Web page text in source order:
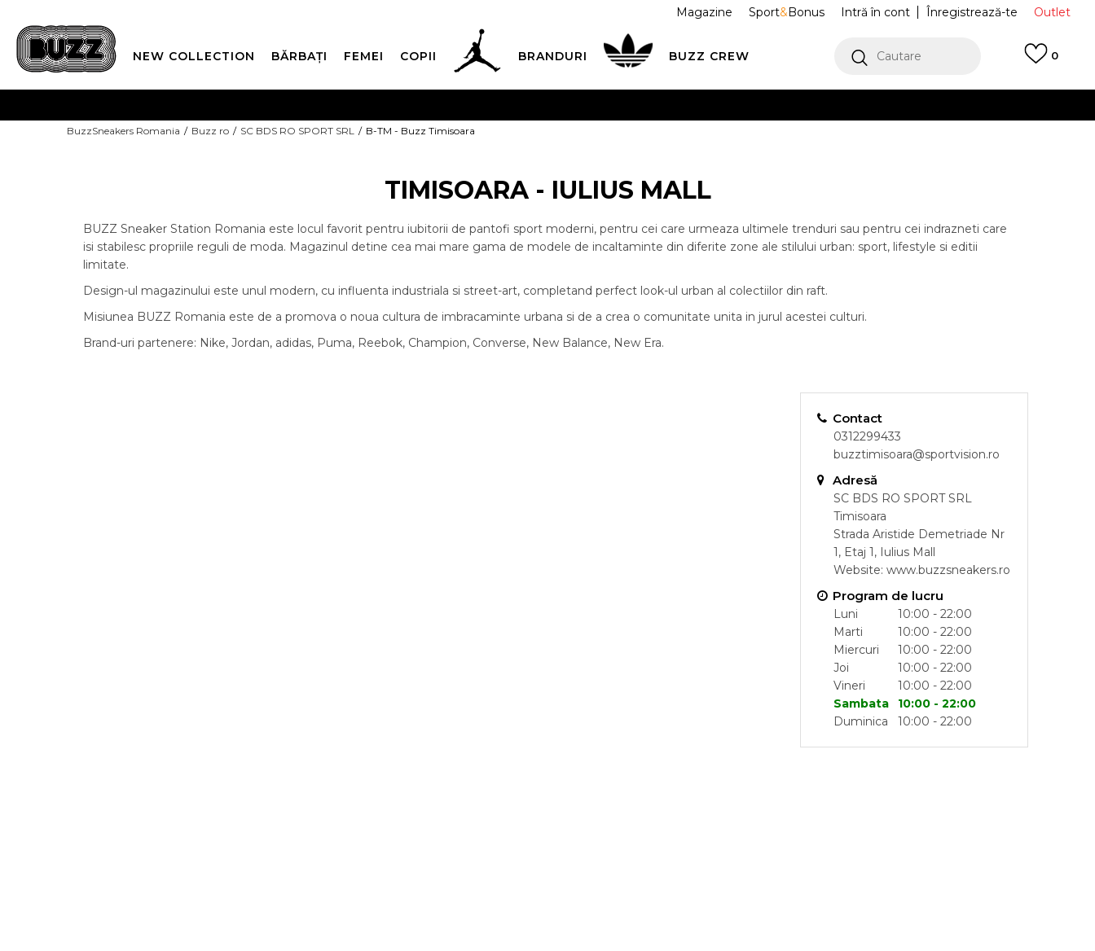
Outlet
Intră în cont Înregistrează-te
Magazine Sport&Bonus
NEW COLLECTION BĂRBAȚI FEMEI COPII BRANDURI BUZZ CREW Cautare 0
CUMPĂRĂ ACUM, PLATESTE MAI TÂRZIU
BuzzSneakers Romania Buzz ro SC BDS RO SPORT SRL B-TM - Buzz Timisoara
TIMISOARA - IULIUS MALL
BUZZ Sneaker Station Romania este locul favorit pentru iubitorii de pantofi sport moderni, pentru cei care urmeaza ultimele trenduri sau pentru cei indrazneti care
isi stabilesc propriile reguli de moda. Magazinul detine cea mai mare gama de modele de incaltaminte din diferite zone ale stilului urban: sport, lifestyle si editii
limitate.
Design-ul magazinului este unul modern, cu influenta industriala si street-art, completand perfect look-ul urban al colectiilor din raft.
Misiunea BUZZ Romania este de a promova o noua cultura de imbracaminte urbana si de a crea o comunitate unita in jurul acestei culturi.
Brand-uri partenere: Nike, Jordan, adidas, Puma, Reebok, Champion, Converse, New Balance, New Era.
Contact
0312299433
buzztimisoara@sportvision.ro
Adresă
SC BDS RO SPORT SRL
Timisoara
Strada Aristide Demetriade Nr
1, Etaj 1, Iulius Mall
Website: www.buzzsneakers.ro
Program de lucru
Luni
10:00 - 22:00
Marti
10:00 - 22:00
Miercuri
10:00 - 22:00
Joi
10:00 - 22:00
Vineri
10:00 - 22:00
Sambata
10:00 - 22:00
Duminica
10:00 - 22:00